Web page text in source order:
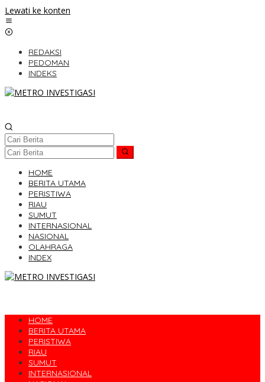
Lewati ke konten
REDAKSI
PEDOMAN
INDEKS
HOME
BERITA UTAMA
PERISTIWA
RIAU
SUMUT
INTERNASIONAL
NASIONAL
OLAHRAGA
INDEX
HOME
BERITA UTAMA
PERISTIWA
RIAU
SUMUT
INTERNASIONAL